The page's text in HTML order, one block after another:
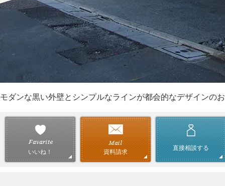
モダンな黒い外壁とシンプルなラインが都会的なデザインの
いいね！ 資料請求
直接相談する